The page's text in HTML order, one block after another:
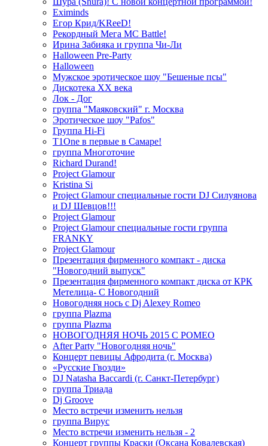
Eximinds
Егор Крид/KReeD!
Рекордный Мега МС Battle!
Ирина Забияка и группа Чи-Ли
Halloween Pre-Party
Halloween
Мужское эротическое шоу "Бешеные псы"
Дискотека ХХ века
Лок - Дог
группа "Маяковский" г. Москва
Эротическое шоу "Pafos"
Группа Hi-Fi
T1One в первые в Самаре!
группа Многоточие
Richard Durand!
Project Glamour
Kristina Si
Project Glamour специальные гости DJ Силуянова
и DJ Шевцов!!!
Project Glamour
Project Glamour специальные гости группа
FRANKY
Project Glamour
Презентация фирменного компакт - диска
"Новогодний выпуск"
Презентация фирменного компакт диска от КРК
Метелица- С Новогодний
Новогодняя нось с Dj Alexey Romeo
группа Plazma
группа Plazma
НОВОГОДНЯЯ НОЧЬ 2015 C РОМЕО
After Party "Новогодняя ночь"
Концерт певицы Афродита (г. Москва)
«Русские Гвозди»
DJ Natasha Baccardi (г. Санкт-Петербург)
группа Триада
Dj Groove
Место встречи изменить нельзя
группа Вирус
Место встречи изменить нельзя - 2
Концерт группы Краски (Оксана Ковалевская)